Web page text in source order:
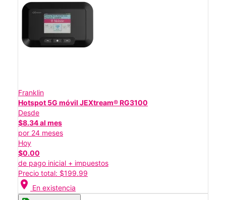
Franklin
Hotspot 5G móvil JEXtream® RG3100
Desde
$8.34 al mes
por 24 meses
Hoy
$0.00
de pago inicial + impuestos
Precio total: $199.99
location_on En existencia